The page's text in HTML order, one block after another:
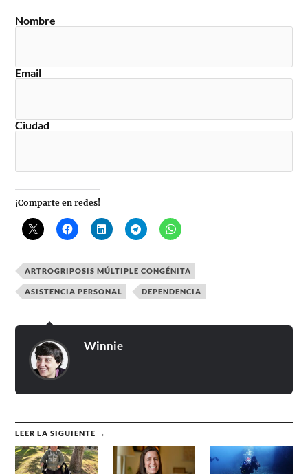
Nombre
Email
Ciudad
¡Comparte en redes!
ARTROGRIPOSIS MÚLTIPLE CONGÉNITA
ASISTENCIA PERSONAL DEPENDENCIA
Winnie
LEER LA SIGUIENTE →